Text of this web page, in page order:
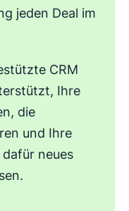
jeden Deal im
CRM
Ihre
die
und Ihre
dafür neues